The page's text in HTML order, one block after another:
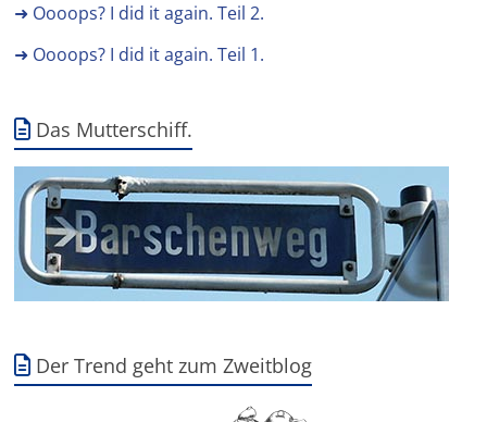
➜ Oooops? I did it again. Teil 2.
➜ Oooops? I did it again. Teil 1.
Das Mutterschiff.
Der Trend geht zum Zweitblog